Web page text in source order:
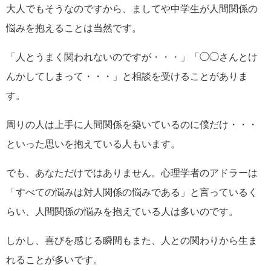
大人でもそうなのですから、ましてや中学生が人間関係の
悩みを抱えることは当然です。
「人とうまく関われないのですが・・・」「◯◯さんとけ
んかしてしまって・・・」と相談を受けることがありま
す。
周りの人は上手に人間関係を築いているのに僕だけ・・・
といった思いを抱えている人もいます。
でも、あなただけではありません。心理学者のアドラーは
「すべての悩みは対人関係の悩みである」と言っているく
らい、人間関係の悩みを抱えている人は多いのです。
しかし、喜びを感じる瞬間もまた、人との関わりから生ま
れることが多いです。